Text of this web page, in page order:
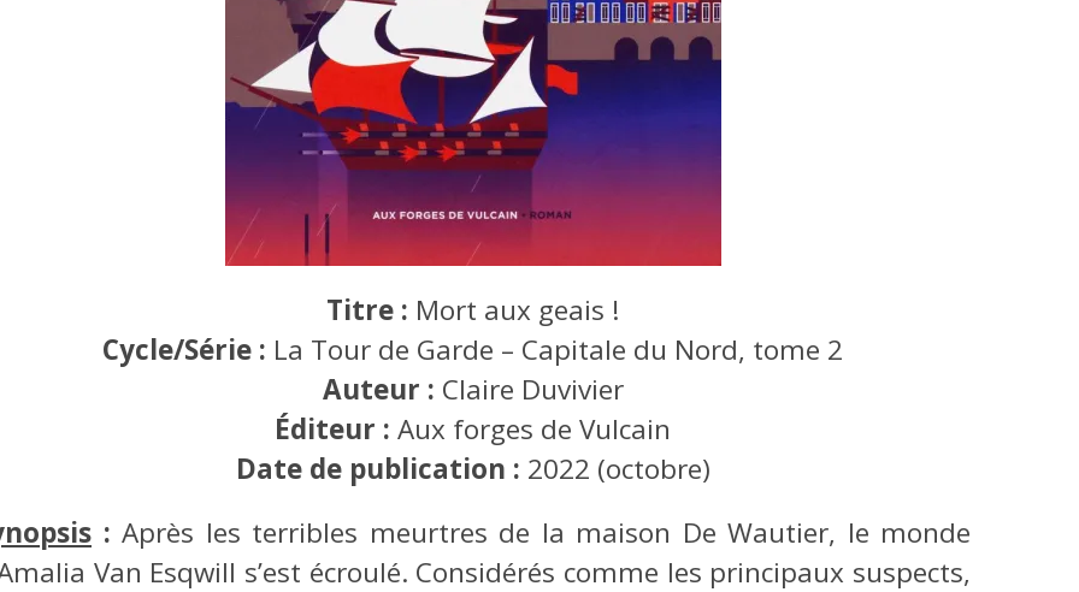
Titre : Mort aux geais !
Cycle/Série : La Tour de Garde – Capitale du Nord, tome 2
Auteur : Claire Duvivier
Éditeur : Aux forges de Vulcain
Date de publication : 2022 (octobre)
: Après les terribles meurtres de la maison De Wautier, le monde
Van Esqwill s’est écroulé. Considérés comme les principaux suspects,